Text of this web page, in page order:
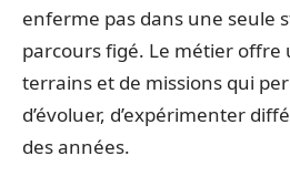
enferme pas dans une seule
parcours figé. Le métier offre
terrains et de missions qui
d’évoluer, d’expérimenter
des années.